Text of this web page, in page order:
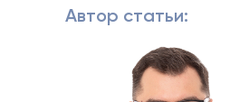
Автор статьи: